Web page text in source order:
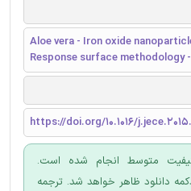
Aloe vera - Iron oxide
Response surface methodology
https://doi.org/10.1016/
متوسط انجام شده است.
دانلود ظاهر خواهد شد. ترجمه